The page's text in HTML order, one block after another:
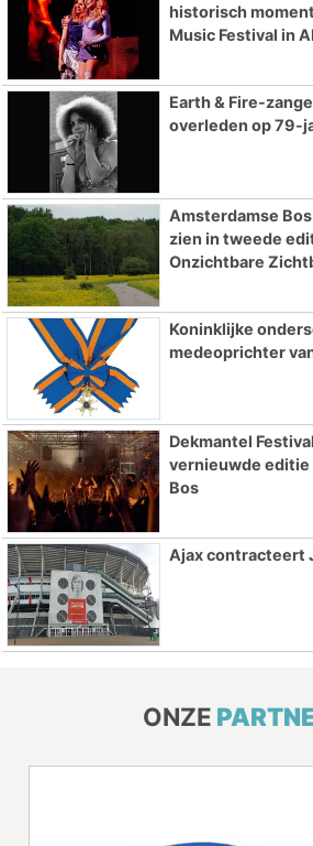
historisch
Music Festival in
Earth & Fire-
overleden op 79-
Amsterdamse
zien in tweede
Onzichtbare
Koninklijke
medeoprichter
Dekmantel
vernieuwde editie
Bos
Ajax contracteert
ONZE